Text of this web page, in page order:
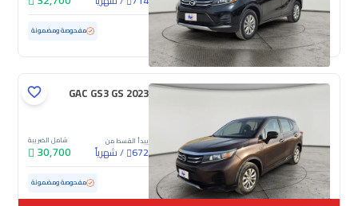
مستعملة 86,486 كم مفحوصة ومضمونة
GAC GS3 GS 2023
يبدأ القسط من
672
/شهرياً
شامل الضريبة
30,700
مستعملة 128,851 كم مفحوصة ومضمونة